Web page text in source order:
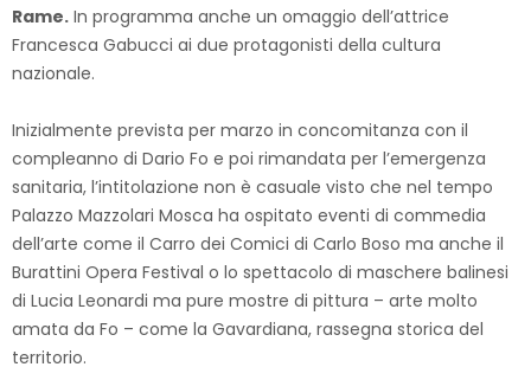
Rame. In programma anche un omaggio dell’attrice
Francesca Gabucci ai due protagonisti della cultura
nazionale.
Inizialmente prevista per marzo in concomitanza con il
compleanno di Dario Fo e poi rimandata per l’emergenza
sanitaria, l’intitolazione non è casuale visto che nel tempo
Palazzo Mazzolari Mosca ha ospitato eventi di commedia
dell’arte come il Carro dei Comici di Carlo Boso ma anche il
Burattini Opera Festival o lo spettacolo di maschere balinesi
di Lucia Leonardi ma pure mostre di pittura – arte molto
amata da Fo – come la Gavardiana, rassegna storica del
territorio.